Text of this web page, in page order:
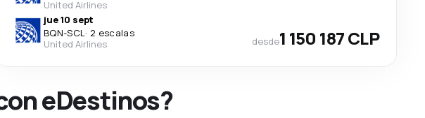
United Airlines
jue 10 sept
BQN-SCL· 2 escalas
United Airlines
desde1 150 187 CLP
eDestinos?